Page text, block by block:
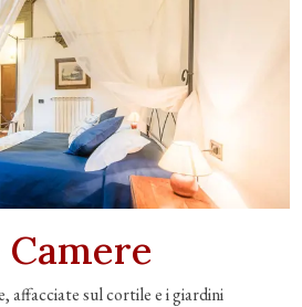
Camere
affacciate sul cortile e i giardini